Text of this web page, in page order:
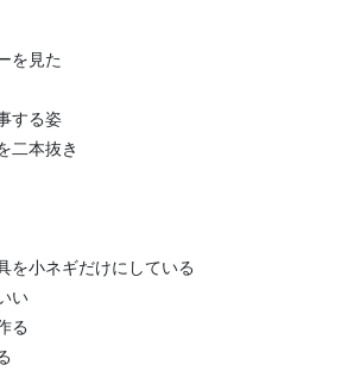
を見た
する姿
二本抜き
を小ネギだけにしている
い
る